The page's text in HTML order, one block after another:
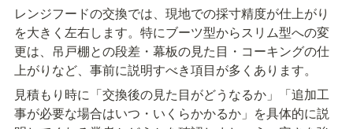
レンジフードの交換では、現地での採寸精度が仕上がり
を大きく左右します。特にブーツ型からスリム型への変
更は、吊戸棚との段差・幕板の見た目・コーキングの仕
上がりなど、事前に説明すべき項目が多くあります。
見積もり時に「交換後の見た目がどうなるか」「追加工
事が必要な場合はいつ・いくらかかるか」を具体的に説